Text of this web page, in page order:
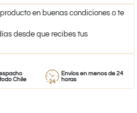
en buenas condiciones o te
desde que recibes tus
Chile
Envíos en menos de 24
horas